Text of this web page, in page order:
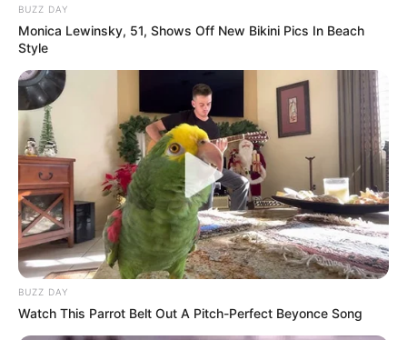
BUZZ DAY
Monica Lewinsky, 51, Shows Off New Bikini Pics In Beach
Style
BUZZ DAY
Watch This Parrot Belt Out A Pitch-Perfect Beyonce Song